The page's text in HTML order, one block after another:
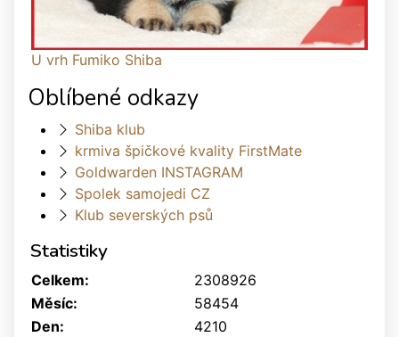
U vrh Fumiko Shiba
Oblíbené odkazy
Shiba klub
krmiva špičkové kvality FirstMate
Goldwarden INSTAGRAM
Spolek samojedi CZ
Klub severských psů
Statistiky
Celkem:
2308926
Měsíc:
58454
Den:
4210